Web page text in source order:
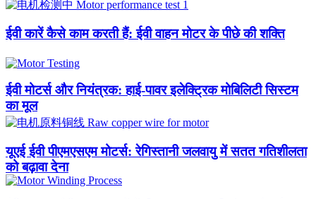
ईवी कारें कैसे काम करती हैं: ईवी वाहन मोटर के पीछे की शक्ति
ईवी मोटर्स और नियंत्रक: हाई-पावर इलेक्ट्रिक मोबिलिटी सिस्टम
का मूल
यूएई ईवी पीएमएसएम मोटर्स: रेगिस्तानी जलवायु में सतत गतिशीलता
को बढ़ावा देना